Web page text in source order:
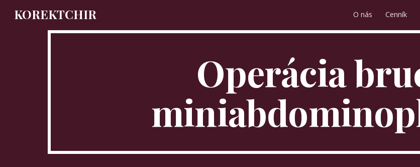
Skip
KOREKTCHIR O nás Cenník
Operácia